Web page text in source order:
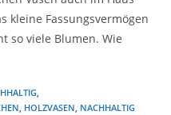
kleine Fassungsvermögen
so viele Blumen. Wie
HOLZVASEN NACHHALTIG